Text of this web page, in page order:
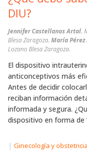
DIU?
Jennifer Castellanos Artal.
Blesa Zaragoza. María Pérez
Lozano Blesa Zaragoza.
El dispositivo
anticonceptivos más
Antes de decidir
reciban información
informada y segura.
dispositivo en forma de
| Ginecología y obstetricia